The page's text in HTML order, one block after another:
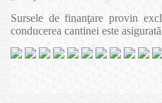
Sursele de finanţare provin
conducerea cantinei este